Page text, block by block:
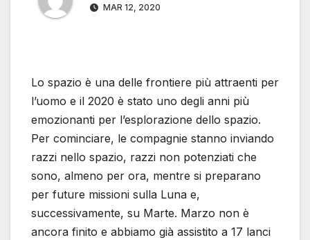
MAR 12, 2020
Lo spazio è una delle frontiere più attraenti per
l’uomo e il 2020 è stato uno degli anni più
emozionanti per l’esplorazione dello spazio.
Per cominciare, le compagnie stanno inviando
razzi nello spazio, razzi non potenziati che
sono, almeno per ora, mentre si preparano
per future missioni sulla Luna e,
successivamente, su Marte. Marzo non è
ancora finito e abbiamo già assistito a 17 lanci